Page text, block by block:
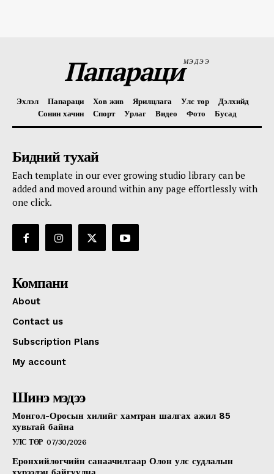
ПапарациМЭДЭЭ
Эхлэл Папараци Хов жив Ярилцлага Улс төр
Дэлхийд
Сонин хачин
Спорт Урлаг Видео Фото Бусад
Бидний тухай
Each template in our ever growing studio library can be
added and moved around within any page effortlessly with
one click.
Компани
About
Contact us
Subscription Plans
My account
Шинэ мэдээ
Монгол-Оросын хилийг хамтран шалгах ажил 85
хувьтай байна
УЛС ТӨР 07/30/2026
Ерөнхийлөгчийн санаачилгаар Олон улс судлалын